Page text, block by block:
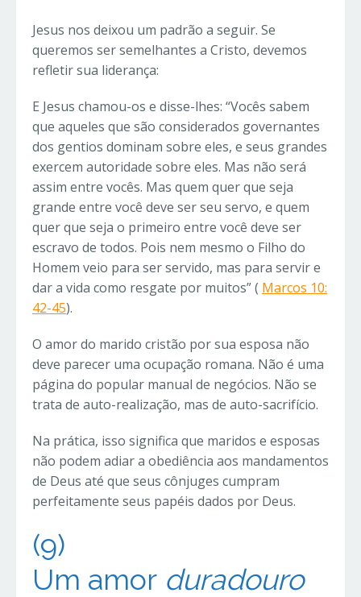
Jesus nos deixou um padrão a seguir. Se
queremos ser semelhantes a Cristo, devemos
refletir sua liderança:
E Jesus chamou-os e disse-lhes: “Vocês sabem
que aqueles que são considerados governantes
dos gentios dominam sobre eles, e seus grandes
exercem autoridade sobre eles. Mas não será
assim entre vocês. Mas quem quer que seja
grande entre você deve ser seu servo, e quem
quer que seja o primeiro entre você deve ser
escravo de todos. Pois nem mesmo o Filho do
Homem veio para ser servido, mas para servir e
dar a vida como resgate por muitos”( Marcos 10:
42-45).
O amor do marido cristão por sua esposa não
deve parecer uma ocupação romana. Não é uma
página do popular manual de negócios. Não se
trata de auto-realização, mas de auto-sacrifício.
Na prática, isso significa que maridos e esposas
não podem adiar a obediência aos mandamentos
de Deus até que seus cônjuges cumpram
perfeitamente seus papéis dados por Deus.
(9)
Um amor duradouro